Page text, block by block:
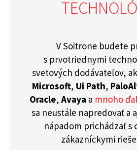
V Soitrone budete
s prvotriednymi
svetových dodávateľov,
Microsoft, Ui Path,
Oracle, Avaya a mnoho
sa neustále napredovať a
nápadom prichádzať s
zákazníckymi